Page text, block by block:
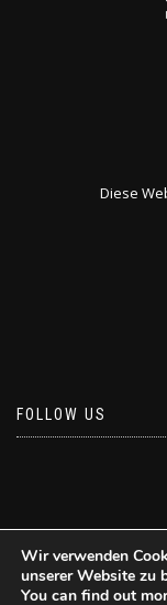
Diese
FOLLOW US
Wir verwenden
unserer Website zu
You can find out